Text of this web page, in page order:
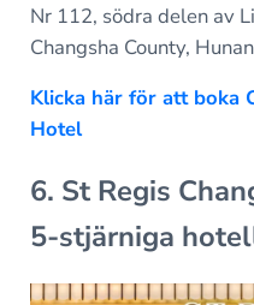
Nr 112, södra delen av
Changsha County,
Klicka här för att boka
Hotel
6. St Regis
5-stjärniga